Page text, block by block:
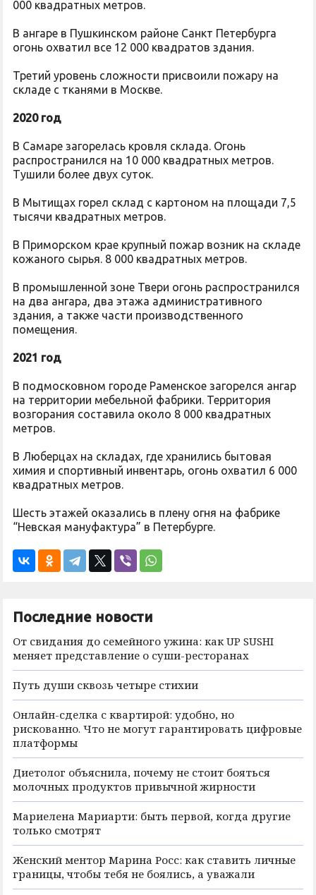
000 квадратных метров.
В ангаре в Пушкинском районе Санкт Петербурга
огонь охватил все 12 000 квадратов здания.
Третий уровень сложности присвоили пожару на
складе с тканями в Москве.
2020 год
В Самаре загорелась кровля склада. Огонь
распространился на 10 000 квадратных метров.
Тушили более двух суток.
В Мытищах горел склад с картоном на площади 7,5
тысячи квадратных метров.
В Приморском крае крупный пожар возник на складе
кожаного сырья. 8 000 квадратных метров.
В промышленной зоне Твери огонь распространился
на два ангара, два этажа административного
здания, а также части производственного
помещения.
2021 год
В подмосковном городе Раменское загорелся ангар
на территории мебельной фабрики. Территория
возгорания составила около 8 000 квадратных
метров.
В Люберцах на складах, где хранились бытовая
химия и спортивный инвентарь, огонь охватил 6 000
квадратных метров.
Шесть этажей оказались в плену огня на фабрике
“Невская мануфактура” в Петербурге.
Последние новости
От свидания до семейного ужина: как UP SUSHI
меняет представление о суши-ресторанах
Путь души сквозь четыре стихии
Онлайн-сделка с квартирой: удобно, но
рискованно. Что не могут гарантировать цифровые
платформы
Диетолог объяснила, почему не стоит бояться
молочных продуктов привычной жирности
Мариелена Мариарти: быть первой, когда другие
только смотрят
Женский ментор Марина Росс: как ставить личные
границы, чтобы тебя не боялись, а уважали